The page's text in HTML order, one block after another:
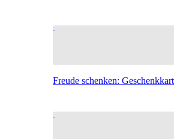
Freude schenken: